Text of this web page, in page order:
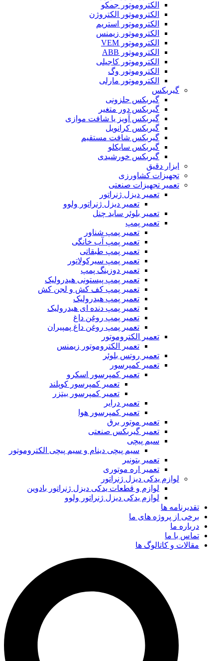
الکتروموتور جمکو
الکتروموتور الکتروژن
الکتروموتور استریم
الکتروموتور زیمنس
الکتروموتور VEM
الکتروموتور ABB
الکتروموتور کاجیلی
الکتروموتور وگ
الکتروموتور مارلی
گیربکس
گیربکس حلزونی
گیربکس دور متغیر
گیربکس آویز یا شافت موازی
گیربکس کرانویل
گیربکس شافت مستقیم
گیربکس سایکلو
گیربکس خورشیدی
ابزار دقیق
تجهیزات کشاورزی
تعمیر تجهیزات صنعتی
تعمیر دیزل ژنراتور
تعمیر دیزل ژنراتور ولوو
تعمیر بلوئر ساید چنل
تعمیر پمپ
تعمیر پمپ شناور
تعمیر پمپ آب خانگی
تعمیر پمپ طبقاتی
تعمیر پمپ سیرکولاتور
تعمیر دوزینگ پمپ
تعمیر پمپ پیستونی هیدرولیک
تعمیر پمپ کف کش و لجن کش
تعمیر پمپ هیدرولیک
تعمیر پمپ دنده ای هیدرولیک
تعمیر پمپ روغن داغ
تعمیر پمپ روغن داغ پمپیران
تعمیر الکتروموتور
تعمیر الکتروموتور زیمنس
تعمیر روتس بلوئر
تعمیر کمپرسور
تعمیر کمپرسور اسکرو
تعمیر کمپرسور کوپلند
تعمیر کمپرسور بیتزر
تعمیر درایر
تعمیر کمپرسور هوا
تعمیر موتور برق
تعمیر گیربکس صنعتی
سیم پیچی
سیم پیچی دینام و سیم پیچی الکتروموتور
تعمیر بتونیر
تعمیر اره موتوری
لوازم یدکی دیزل ژنراتور
لوازم و قطعات یدکی دیزل ژنراتور بادوین
لوازم یدکی دیزل ژنراتور ولوو
تقدیرنامه ها
برخی از پروژه های ما
درباره ما
تماس با ما
مقالات و کاتالوگ ها